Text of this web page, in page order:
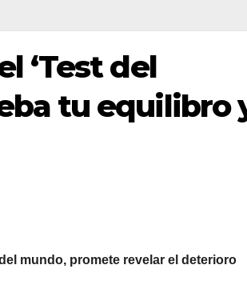
‘Test del
tu equilibro
mundo, promete revelar el deterioro